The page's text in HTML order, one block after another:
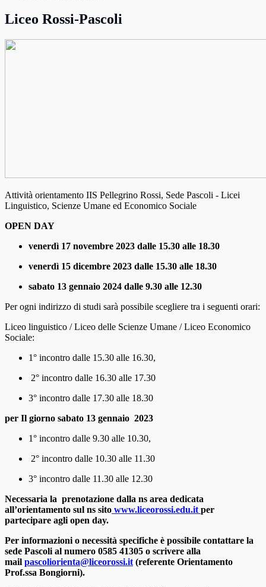
Liceo Rossi-Pascoli
Attività orientamento IIS Pellegrino Rossi, Sede Pascoli - Licei
Linguistico, Scienze Umane ed Economico Sociale
OPEN DAY
venerdì 17 novembre 2023 dalle 15.30 alle 18.30
venerdì 15 dicembre 2023 dalle 15.30 alle 18.30
sabato 13 gennaio 2024 dalle 9.30 alle 12.30
Per ogni indirizzo di studi sarà possibile scegliere tra i seguenti orari:
Liceo linguistico / Liceo delle Scienze Umane / Liceo Economico
Sociale:
1° incontro dalle 15.30 alle 16.30,
2° incontro dalle 16.30 alle 17.30
3° incontro dalle 17.30 alle 18.30
per Il giorno sabato 13 gennaio 2023
1° incontro dalle 9.30 alle 10.30,
2° incontro dalle 10.30 alle 11.30
3° incontro dalle 11.30 alle 12.30
Necessaria la prenotazione dalla ns area dedicata
all’orientamento sul ns sito www.liceorossi.edu.it per
partecipare agli open day.
Per informazioni o necessità specifiche è possibile contattare la
sede Pascoli al numero 0585 41305 o scrivere alla
mail pascoliorienta@liceorossi.it (referente Orientamento
Prof.ssa Bongiorni).